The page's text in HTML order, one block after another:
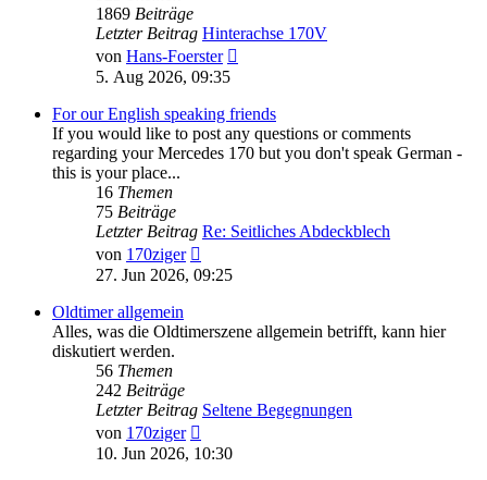
1869 Beiträge
Letzter Beitrag Hinterachse 170V
von Hans-Foerster
5. Aug 2026, 09:35
For our English speaking friends
If you would like to post any questions or comments
regarding your Mercedes 170 but you don't speak German -
this is your place...
16 Themen
75 Beiträge
Letzter Beitrag Re: Seitliches Abdeckblech
von 170ziger
Beitrag
27. Jun 2026, 09:25
Oldtimer allgemein
Alles, was die Oldtimerszene allgemein betrifft, kann hier
diskutiert werden.
56 Themen
242 Beiträge
Letzter Beitrag Seltene Begegnungen
von 170ziger
Beitrag
10. Jun 2026, 10:30